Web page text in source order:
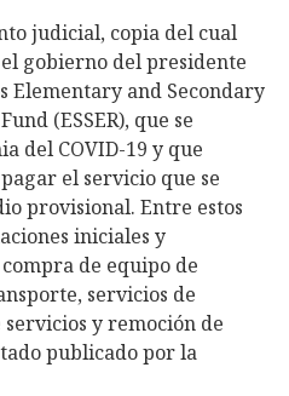
judicial, copia del cual
gobierno del presidente
Elementary and Secondary
(ESSER), que se
del COVID-19 y que
el servicio que se
provisional. Entre estos
iniciales y
de equipo de
servicios de
y remoción de
publicado por la